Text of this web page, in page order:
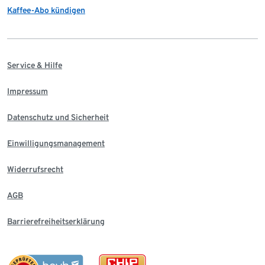
Kaffee-Abo kündigen
Service & Hilfe
Impressum
Datenschutz und Sicherheit
Einwilligungsmanagement
Widerrufsrecht
AGB
Barrierefreiheitserklärung